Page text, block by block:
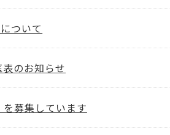
ついて
のお知らせ
募集しています